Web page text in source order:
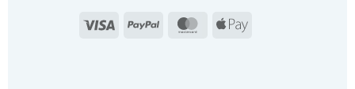
Visa PayPal MasterCard
Apple